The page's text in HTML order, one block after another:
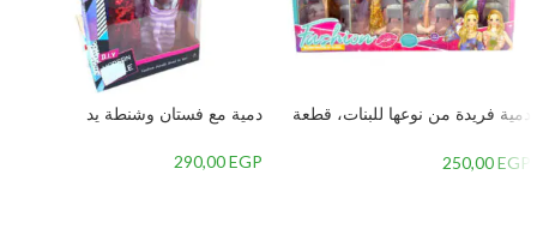
دمية فريدة من نوعها للبنات، قطعة
250,00EGP
دمية مع فستان وشنطة يد
290,00EGP